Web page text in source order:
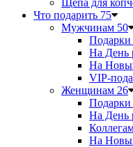
Щепа для
Что подарить 75
Мужчинам 50
Подарки
На День
На
VIP-
Женщинам 26
Подарки
На День
На